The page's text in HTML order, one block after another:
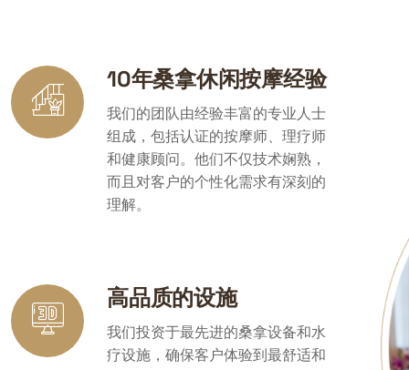
我们的团队由经验丰富的专业人士
组成，包括认证的按摩师、理疗师
和健康顾问。他们不仅技术娴熟，
而且对客户的个性化需求有深刻的
理解。
我们投资于最先进的桑拿设备和水
疗设施，确保客户体验到最舒适和
最放松的环境。我们的设施定期维